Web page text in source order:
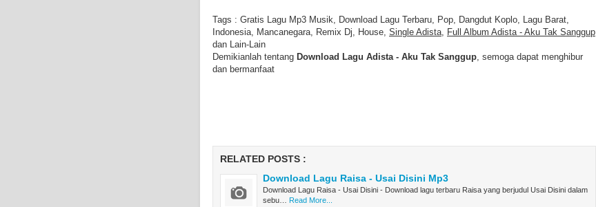
Tags : Gratis Lagu Mp3 Musik, Download Lagu Terbaru, Pop, Dangdut Koplo, Lagu Barat,
Indonesia, Mancanegara, Remix Dj, House, Single Adista, Full Album Adista - Aku Tak Sanggup
dan Lain-Lain
Demikianlah tentang Download Lagu Adista - Aku Tak Sanggup, semoga dapat menghibur
dan bermanfaat
RELATED POSTS :
Download Lagu Raisa - Usai Disini Mp3
Download Lagu Raisa - Usai Disini - Download lagu terbaru Raisa yang berjudul Usai Disini dalam
sebu… Read More...